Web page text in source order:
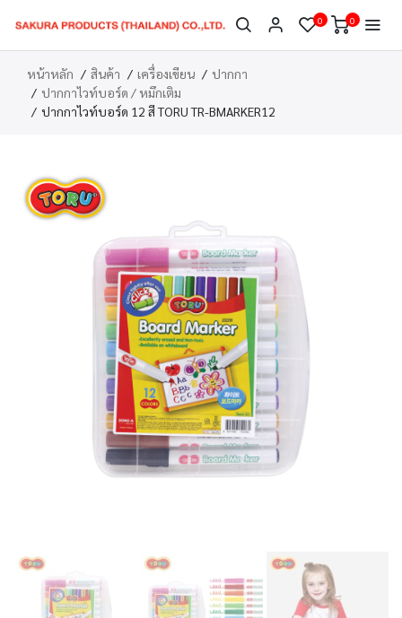
0 0
หน้าหลัก สินค้า เครื่องเขียน
ปากกา
ปากกาไวท์บอร์ด / หมึกเติม
ปากกาไวท์บอร์ด 12 สี TORU TR-BMARKER12